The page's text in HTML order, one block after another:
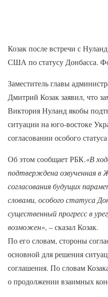
Козак после встречи с
США по статусу Донбасса.
Заместитель главы
Дмитрий Козак заявил, что
Виктория Нуланд якобы
ситуации на юго-востоке
согласовании особого
Об этом сообщает РБК.«В
подтверждена озвученная
согласования будущих
словами, особого статуса
существенный прогресс в
возможен», – сказал Козак.
По его словам, стороны
основной для решения
соглашения. По словам
о продолжении взаимных